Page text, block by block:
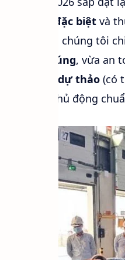
kiểm soát đặc biệtvà
phân phối, chúng tôi
nhận đúng, vừa an
dự thảo(có
anh/chị chủ động